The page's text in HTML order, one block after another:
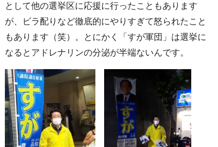
として他の選挙区に応援に行ったこともあります
が、ビラ配りなど徹底的にやりすぎて怒られたこと
もあります（笑）。とにかく「すが軍団」は選挙に
なるとアドレナリンの分泌が半端ないんです。